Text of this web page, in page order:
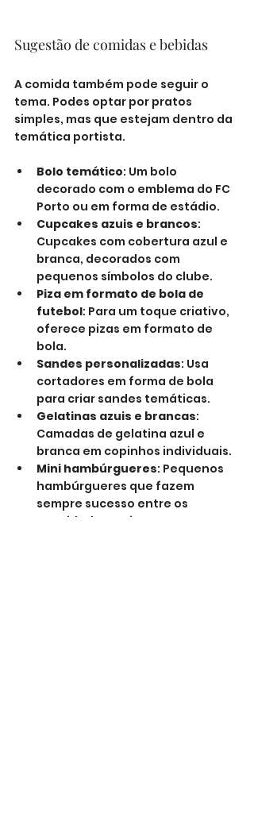
Sugestão de comidas e bebidas
A comida também pode seguir o
tema. Podes optar por pratos
simples, mas que estejam dentro da
temática portista.
Bolo temático: Um bolo
decorado com o emblema do FC
Porto ou em forma de estádio.
Cupcakes azuis e brancos:
Cupcakes com cobertura azul e
branca, decorados com
pequenos símbolos do clube.
Piza em formato de bola de
futebol: Para um toque criativo,
oferece pizas em formato de
bola.
Sandes personalizadas: Usa
cortadores em forma de bola
para criar sandes temáticas.
Gelatinas azuis e brancas:
Camadas de gelatina azul e
branca em copinhos individuais.
Mini hambúrgueres: Pequenos
hambúrgueres que fazem
sempre sucesso entre os
convidados mais novos.